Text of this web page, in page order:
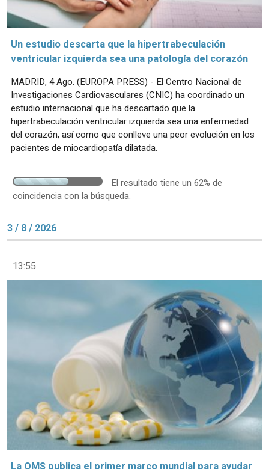
Un estudio descarta que la hipertrabeculación
ventricular izquierda sea una patología del corazón
MADRID, 4 Ago. (EUROPA PRESS) - El Centro Nacional de
Investigaciones Cardiovasculares (CNIC) ha coordinado un
estudio internacional que ha descartado que la
hipertrabeculación ventricular izquierda sea una enfermedad
del corazón, así como que conlleve una peor evolución en los
pacientes de miocardiopatía dilatada.
El resultado tiene un 62% de
coincidencia con la búsqueda.
3 / 8 / 2026
13:55